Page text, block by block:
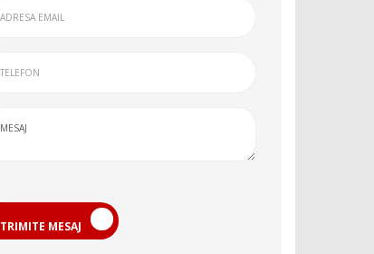
TRIMITE MESAJ